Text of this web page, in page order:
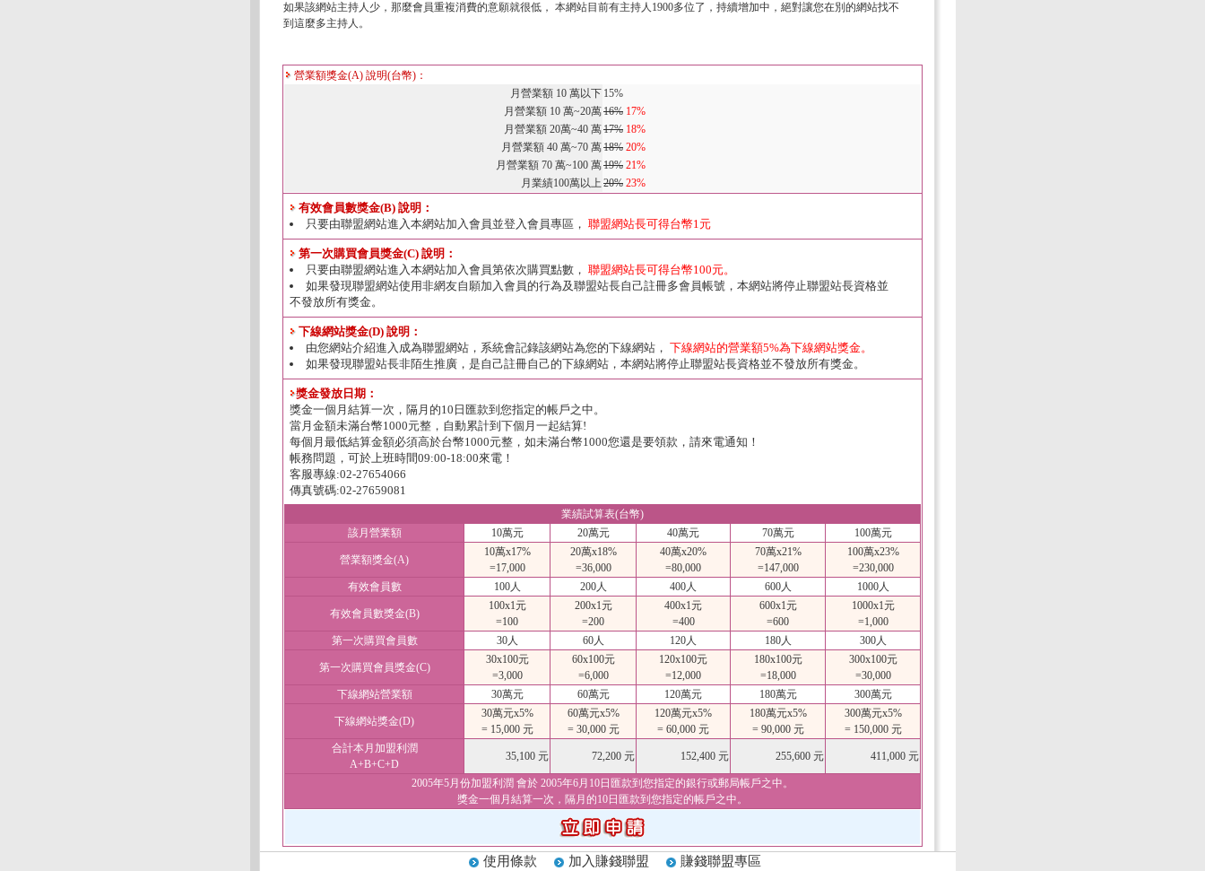
如果該網站主持人少，那麼會員重複消費的意願就很低， 本網站目前有主持人1900多位了，持續增加中，絕對讓您在別的網站找不
到這麼多主持人。
營業額獎金(A) 說明(台幣)：
月營業額 10 萬以下 15%
月營業額 10 萬~20萬16% 17%
月營業額 20萬~40 萬17% 18%
月營業額 40 萬~70 萬18% 20%
月營業額 70 萬~100 萬19% 21%
月業績100萬以上 20% 23%
有效會員數獎金(B) 說明：
只要由聯盟網站進入本網站加入會員並登入會員專區， 聯盟網站長可得台幣1元
第一次購買會員獎金(C) 說明：
只要由聯盟網站進入本網站加入會員第依次購買點數， 聯盟網站長可得台幣100元。
如果發現聯盟網站使用非網友自願加入會員的行為及聯盟站長自己註冊多會員帳號，本網站將停止聯盟站長資格並
不發放所有獎金。
下線網站獎金(D) 說明：
由您網站介紹進入成為聯盟網站，系統會記錄該網站為您的下線網站， 下線網站的營業額5%為下線網站獎金。
如果發現聯盟站長非陌生推廣，是自己註冊自己的下線網站，本網站將停止聯盟站長資格並不發放所有獎金。
獎金發放日期：
獎金一個月結算一次，隔月的10日匯款到您指定的帳戶之中。
當月金額未滿台幣1000元整，自動累計到下個月一起結算!
每個月最低結算金額必須高於台幣1000元整，如未滿台幣1000您還是要領款，請來電通知！
帳務問題，可於上班時間09:00-18:00來電！
客服專線:02-27654066
傳真號碼:02-27659081
業績試算表(台幣)
該月營業額
10萬元 20萬元 40萬元 70萬元 100萬元
營業額獎金(A)
10萬x17%
=17,000
20萬x18%
=36,000
40萬x20%
=80,000
70萬x21%
=147,000
100萬x23%
=230,000
有效會員數
100人 200人 400人 600人 1000人
有效會員數獎金(B)
100x1元
=100
200x1元
=200
400x1元
=400
600x1元
=600
1000x1元
=1,000
第一次購買會員數
30人 60人 120人 180人 300人
第一次購買會員獎金(C)
30x100元
=3,000
60x100元
=6,000
120x100元
=12,000
180x100元
=18,000
300x100元
=30,000
下線網站營業額
30萬元 60萬元 120萬元 180萬元 300萬元
下線網站獎金(D)
30萬元x5%
= 15,000 元
60萬元x5%
= 30,000 元
120萬元x5%
= 60,000 元
180萬元x5%
= 90,000 元
300萬元x5%
= 150,000 元
合計本月加盟利潤
A+B+C+D
35,100 元 72,200 元 152,400 元 255,600 元 411,000 元
2005年5月份加盟利潤 會於 2005年6月10日匯款到您指定的銀行或郵局帳戶之中。
獎金一個月結算一次，隔月的10日匯款到您指定的帳戶之中。
使用條款 加入賺錢聯盟 賺錢聯盟專區